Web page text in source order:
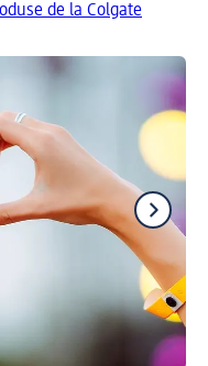
de la Colgate